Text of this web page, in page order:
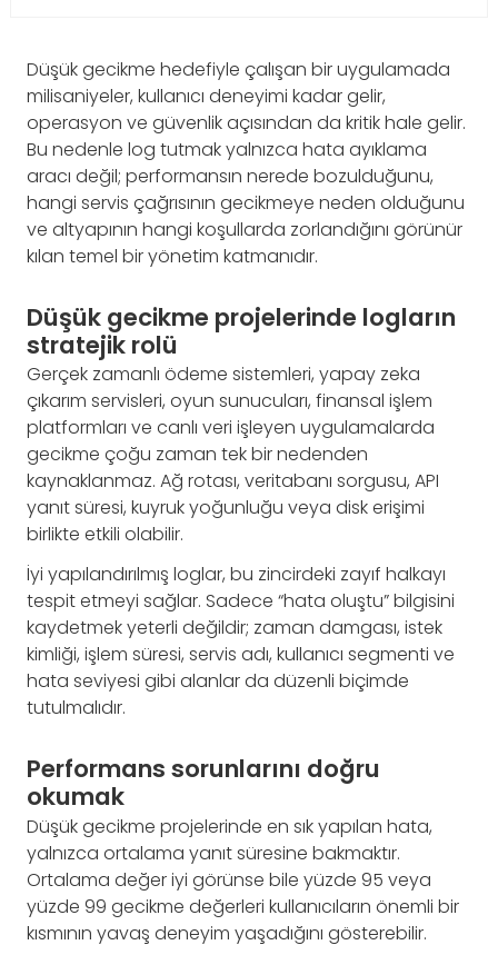
Düşük gecikme hedefiyle çalışan bir uygulamada
milisaniyeler, kullanıcı deneyimi kadar gelir,
operasyon ve güvenlik açısından da kritik hale gelir.
Bu nedenle log tutmak yalnızca hata ayıklama
aracı değil; performansın nerede bozulduğunu,
hangi servis çağrısının gecikmeye neden olduğunu
ve altyapının hangi koşullarda zorlandığını görünür
kılan temel bir yönetim katmanıdır.
Düşük gecikme projelerinde logların
stratejik rolü
Gerçek zamanlı ödeme sistemleri, yapay zeka
çıkarım servisleri, oyun sunucuları, finansal işlem
platformları ve canlı veri işleyen uygulamalarda
gecikme çoğu zaman tek bir nedenden
kaynaklanmaz. Ağ rotası, veritabanı sorgusu, API
yanıt süresi, kuyruk yoğunluğu veya disk erişimi
birlikte etkili olabilir.
İyi yapılandırılmış loglar, bu zincirdeki zayıf halkayı
tespit etmeyi sağlar. Sadece “hata oluştu” bilgisini
kaydetmek yeterli değildir; zaman damgası, istek
kimliği, işlem süresi, servis adı, kullanıcı segmenti ve
hata seviyesi gibi alanlar da düzenli biçimde
tutulmalıdır.
Performans sorunlarını doğru
okumak
Düşük gecikme projelerinde en sık yapılan hata,
yalnızca ortalama yanıt süresine bakmaktır.
Ortalama değer iyi görünse bile yüzde 95 veya
yüzde 99 gecikme değerleri kullanıcıların önemli bir
kısmının yavaş deneyim yaşadığını gösterebilir.